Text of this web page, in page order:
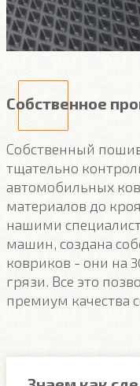
Собственное
Собственный
тщательно
автомобильных
материалов до
нашими
машин, создана
ковриков - они на
грязи. Все это
премиум качества